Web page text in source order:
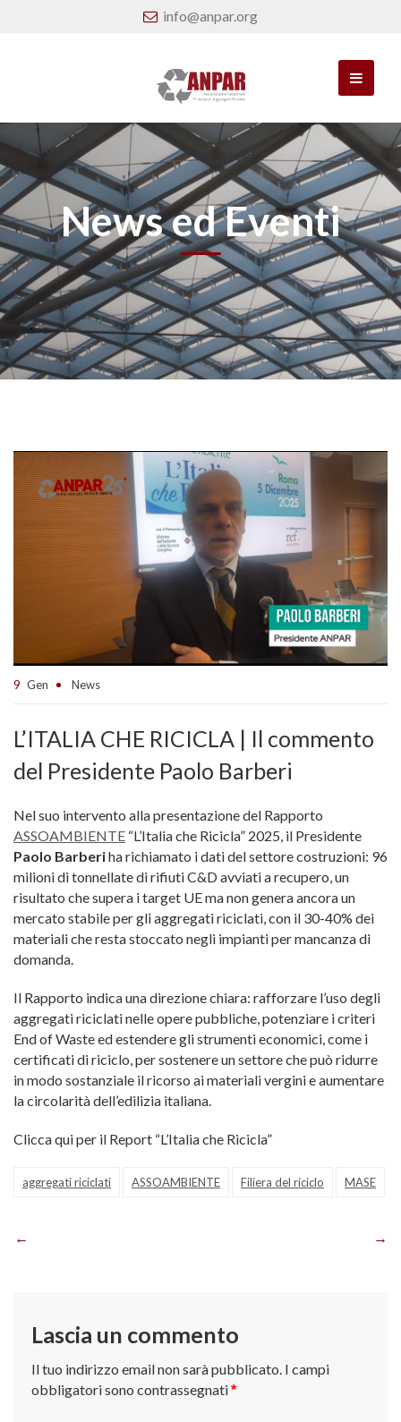
info@anpar.org
News ed Eventi
9 Gen News
L’ITALIA CHE RICICLA | Il commento
del Presidente Paolo Barberi
Nel suo intervento alla presentazione del Rapporto
‪ASSOAMBIENTE “L’Italia che Ricicla” 2025, il Presidente
Paolo Barberiha richiamato i dati del settore costruzioni: 96
milioni di tonnellate di rifiuti C&D avviati a recupero, un
risultato che supera i target UE ma non genera ancora un
mercato stabile per gli aggregati riciclati, con il 30-40% dei
materiali che resta stoccato negli impianti per mancanza di
domanda.
Il Rapporto indica una direzione chiara: rafforzare l’uso degli
aggregati riciclati nelle opere pubbliche, potenziare i criteri
End of Waste ed estendere gli strumenti economici, come i
certificati di riciclo, per sostenere un settore che può ridurre
in modo sostanziale il ricorso ai materiali vergini e aumentare
la circolarità dell’edilizia italiana.
Clicca qui per il Report “L’Italia che Ricicla”
aggregati riciclati ASSOAMBIENTE Filiera del riciclo MASE
Navigazione
Lascia un commento
Il tuo indirizzo email non sarà pubblicato. I campi
obbligatori sono contrassegnati*